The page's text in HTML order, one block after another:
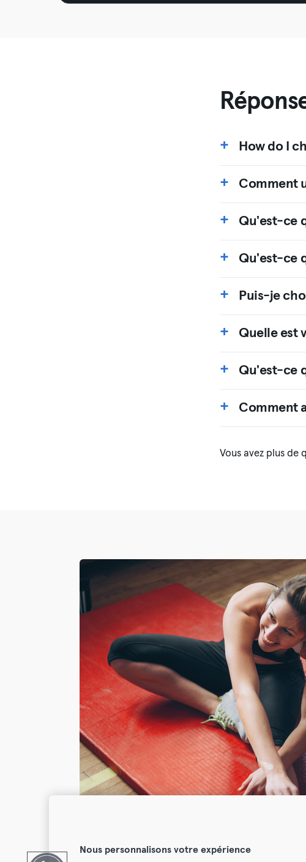
How do I
Comment
Qu'est-ce
Qu'est-ce
Puis-je
Quelle est
Qu'est-ce
Comment
Vous avez plus de
Nous personnalisons votre expérience